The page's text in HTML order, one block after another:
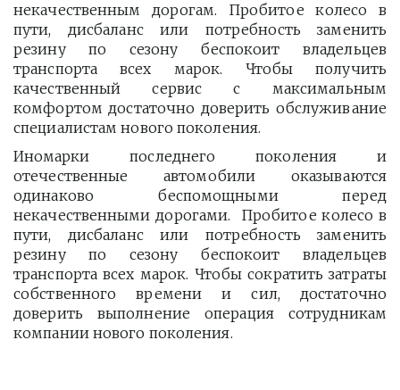
некачественным дорогам. Пробитое колесо в
пути, дисбаланс или потребность заменить
резину по сезону беспокоит владельцев
транспорта всех марок. Чтобы получить
качественный сервис с максимальным
комфортом достаточно доверить обслуживание
специалистам нового поколения.
Иномарки последнего поколения и
отечественные автомобили оказываются
одинаково беспомощными перед
некачественными дорогами. Пробитое колесо в
пути, дисбаланс или потребность заменить
резину по сезону беспокоит владельцев
транспорта всех марок. Чтобы сократить затраты
собственного времени и сил, достаточно
доверить выполнение операция сотрудникам
компании нового поколения.